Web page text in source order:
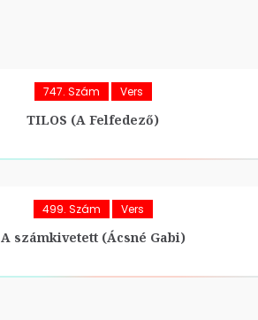
747. Szám Vers
TILOS (A Felfedező)
499. Szám Vers
A számkivetett (Ácsné Gabi)